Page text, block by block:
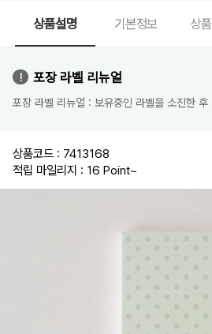
상품설명 기본정보 상
포장 라벨 리뉴얼
포장 라벨 리뉴얼 : 보유중인 라벨을 소진한
상품코드 : 7413168
적립 마일리지 : 16 Point~